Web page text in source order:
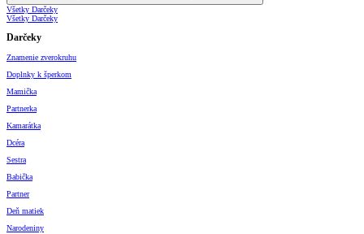
Všetky Darčeky
Všetky Darčeky
Darčeky
Znamenie zverokruhu
Doplnky k šperkom
Mamička
Partnerka
Kamarátka
Dcéra
Sestra
Babička
Partner
Deň matiek
Narodeniny